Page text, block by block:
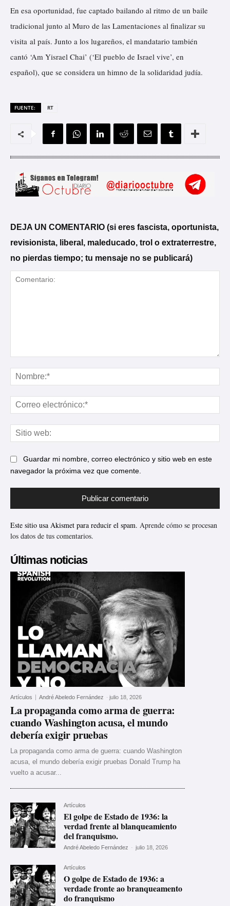
En esa oportunidad, fue captado bailando al ritmo de un baile
tradicional junto al Muro de las Lamentaciones al finalizar su
visita al país. Junto a los lugareños, el mandatario también
cantó ‘Am Yisrael Chai’ (‘El pueblo de Israel vive’, en
español), que se considera un himno de la solidaridad judía.
FUENTE: RT
DEJA UN COMENTARIO (si eres fascista, oportunista,
revisionista, liberal, maleducado, trol o extraterrestre,
no pierdas tiempo; tu mensaje no se publicará)
Guardar mi nombre, correo electrónico y sitio web en este
navegador la próxima vez que comente.
Este sitio usa Akismet para reducir el spam. Aprende cómo se procesan
los datos de tus comentarios.
Últimas noticias
Artículos André Abeledo Fernández - julio 18, 2026
La propaganda como arma de guerra:
cuando Washington acusa, el mundo
debería exigir pruebas
La propaganda como arma de guerra: cuando Washington
acusa, el mundo debería exigir pruebas Donald Trump ha
vuelto a acusar...
Artículos
El golpe de Estado de 1936: la
verdad frente al blanqueamiento
del franquismo.
André Abeledo Fernández - julio 18, 2026
Artículos
O golpe de Estado de 1936: a
verdade fronte ao branqueamento
do franquismo